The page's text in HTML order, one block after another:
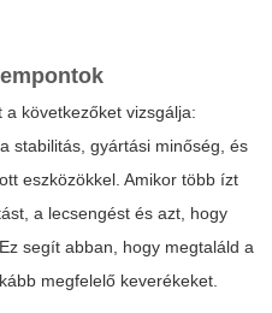
a következőket vizsgálja:
stabilitás, gyártási minőség, és
eszközökkel. Amikor több ízt
a lecsengést és azt, hogy
segít abban, hogy megtaláld a
megfelelő keverékeket.